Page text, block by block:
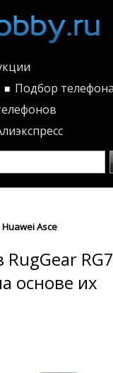
■ Подбор
Ascend Y635 по
основе их